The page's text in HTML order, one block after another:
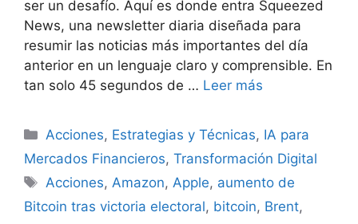
ser un desafío. Aquí es donde entra Squeezed
News, una newsletter diaria diseñada para
resumir las noticias más importantes del día
anterior en un lenguaje claro y comprensible. En
tan solo 45 segundos de … Leer más
Categorías
Acciones, Estrategias y Técnicas, IA para
Mercados Financieros, Transformación Digital
Etiquetas
Acciones, Amazon, Apple, aumento de
Bitcoin tras victoria electoral, bitcoin, Brent,